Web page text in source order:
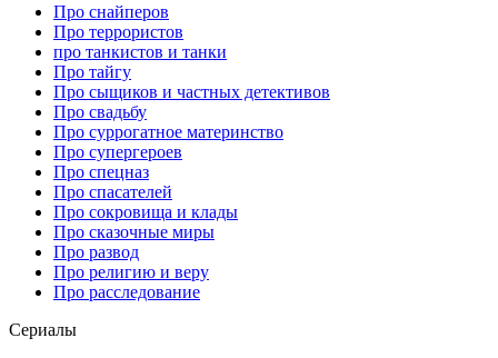
Про снайперов
Про террористов
про танкистов и танки
Про тайгу
Про сыщиков и частных детективов
Про свадьбу
Про суррогатное материнство
Про супергероев
Про спецназ
Про спасателей
Про сокровища и клады
Про сказочные миры
Про развод
Про религию и веру
Про расследование
Се­риа­лы